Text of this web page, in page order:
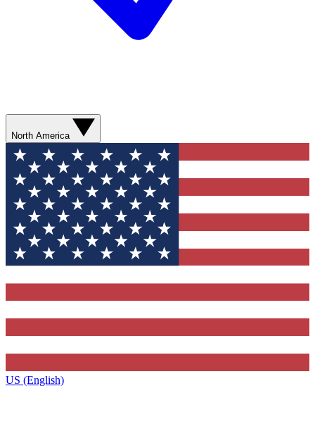
North America
US (English)